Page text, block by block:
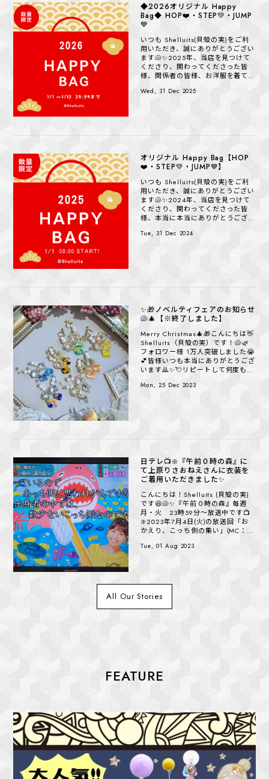
◆2026オリジナル Happy
Bag◆ HOP❤️・STEP💚・JUMP
💙
いつも Shelluits(貝殻の実)をご利
用いただき、誠にありがとうござい
ます🐚✨2025年、当店を見つけて
くださり、関わってくださった皆
様、関係者の皆様、お洋服を着てく
とうござ...
Wed, 31 Dec 2025
オリジナル Happy Bag【HOP
❤️・STEP💚・JUMP💙】
いつも Shelluits(貝殻の実)をご利
用いただき、誠にありがとうござい
ます🐚✨2024年、当店を見つけて
くださり、関わってくださった皆
様、本当に本当にありがとうござい
お願い致し...
Tue, 31 Dec 2024
✨🎁ノベルティフェアのお知らせ
🐚🎄【※終了しました】
Merry Christmas🎄🎁こんにちは👋
Shelluits（貝殻の実）です！🐚🌿
フォロワー様 1万人突破しました😭
💕皆様いつも本当にありがとうござ
います🙇✨💘リピートして何度もご
ってフ...
Mon, 25 Dec 2023
日テレ📺️❇️『午前０時の森』に
て上原りさおねえさんに衣装を
ご着用いただきました✨
こんにちは！Shelluits (貝殻の実)
です😆🐚✨『午前０時の森』毎週
月・火 23時59分～放送中です📺️
❇️2023年7月4日(火)の放送回「お
かえり、こっち側の集い」(MC：オ
にて、上原...
Tue, 01 Aug 2023
All Our Stories
FEATURE